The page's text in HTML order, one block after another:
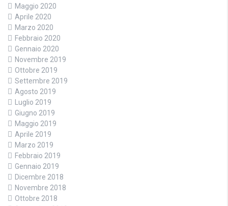
Maggio 2020
Aprile 2020
Marzo 2020
Febbraio 2020
Gennaio 2020
Novembre 2019
Ottobre 2019
Settembre 2019
Agosto 2019
Luglio 2019
Giugno 2019
Maggio 2019
Aprile 2019
Marzo 2019
Febbraio 2019
Gennaio 2019
Dicembre 2018
Novembre 2018
Ottobre 2018